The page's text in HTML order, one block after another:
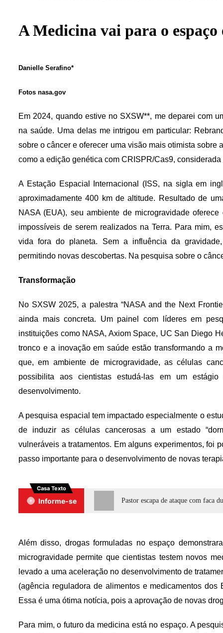
A Medicina vai para o espaço
Danielle Serafino*
Fotos nasa.gov
Em 2024, quando estive no SXSW**, me deparei com
na saúde. Uma delas me intrigou em particular:
sobre o câncer e oferecer uma visão mais otimista sobre
como a edição genética com CRISPR/Cas9,
A Estação Espacial Internacional (ISS, na sigla em
aproximadamente 400 km de altitude. Resultado de
NASA (EUA), seu ambiente de microgravidade
impossíveis de serem realizados na Terra. Para mim,
vida fora do planeta. Sem a influência da
permitindo novas descobertas. Na pesquisa sobre o
Transformação
No SXSW 2025, a palestra “NASA and the Next
ainda mais concreta. Um painel com líderes em
instituições como NASA, Axiom Space, UC San Diego
tronco e a inovação em saúde estão transformando a
que, em ambiente de microgravidade, as células
possibilita aos cientistas estudá-las em um
desenvolvimento.
A pesquisa espacial tem impactado especialmente o
de induzir as células cancerosas a um estado
vulneráveis a tratamentos. Em alguns experimentos, foi
passo importante para o desenvolvimento de novas
Casa Texto
Informe-se Pastor escapa de ataque com faca
Além disso, drogas formuladas no espaço
microgravidade permite que cientistas testem novos
levado a uma aceleração no desenvolvimento de
(agência reguladora de alimentos e medicamentos
Essa é uma ótima notícia, pois a aprovação de novas
Para mim, o futuro da medicina está no espaço. A